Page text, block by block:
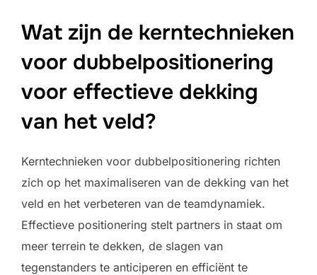
Wat zijn de kerntechnieken
voor dubbelpositionering
voor effectieve dekking
van het veld?
Kerntechnieken voor dubbelpositionering richten
zich op het maximaliseren van de dekking van het
veld en het verbeteren van de teamdynamiek.
Effectieve positionering stelt partners in staat om
meer terrein te dekken, de slagen van
tegenstanders te anticiperen en efficiënt te